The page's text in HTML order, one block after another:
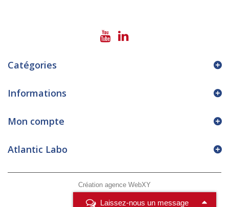
Laissez-nous un message
Catégories
Informations
Création agence WebXY
Mon compte
Atlantic Labo